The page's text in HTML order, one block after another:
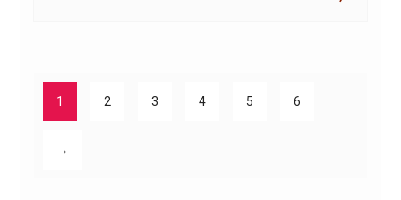
1 2 3 4 5 6
→